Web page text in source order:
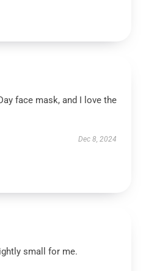
face mask, and I love the
Dec 8, 2024
small for me.